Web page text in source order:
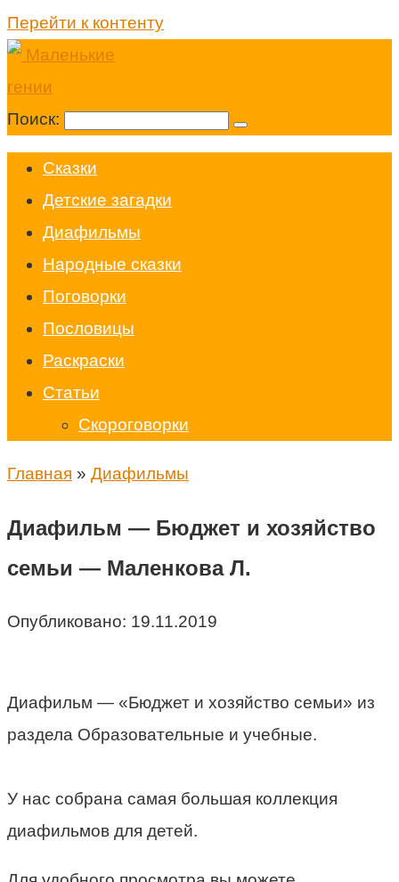
Перейти к контенту
Поиск:
Cказки
Детские загадки
Диафильмы
Народные сказки
Поговорки
Пословицы
Раскраски
Статьи
Скороговорки
Главная » Диафильмы
Диафильм — Бюджет и хозяйство
семьи — Маленкова Л.
Опубликовано: 19.11.2019
Диафильм — «Бюджет и хозяйство семьи» из
раздела Образовательные и учебные.
У нас собрана самая большая коллекция
диафильмов для детей.